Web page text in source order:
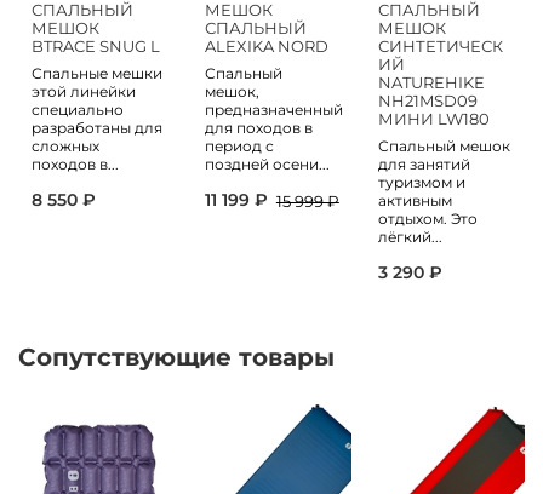
СПАЛЬНЫЙ
МЕШОК
BTRACE SNUG L
Спальные мешки
этой линейки
специально
разработаны для
сложных
походов в...
8 550 ₽
МЕШОК
СПАЛЬНЫЙ
ALEXIKA NORD
Спальный
мешок,
предназначенный
для походов в
период с
поздней осени...
11 199 ₽ 15 999 ₽
СПАЛЬНЫЙ
МЕШОК
СИНТЕТИЧЕСК
ИЙ
NATUREHIKE
NH21MSD09
МИНИ LW180
Спальный мешок
для занятий
туризмом и
активным
отдыхом. Это
лёгкий...
3 290 ₽
Сопутствующие товары